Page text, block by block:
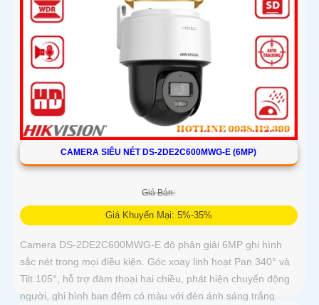
CAMERA SIÊU NÉT DS-2DE2C600MWG-E (6MP)
Giá Bán:
Giá Khuyến Mại: 5%-35%
Camera DS-2DE2C600MWG-E độ phân giải 6MP ghi hình
sắc nét trong mọi điều kiện. Góc xoay linh hoạt Pan 340° và
Tilt 105°, hỗ trợ đàm thoại hai chiều, phát hiện chuyển động
người, ghi hình ban đêm có màu với đèn ánh sáng trắng